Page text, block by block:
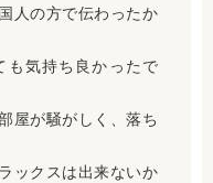
人の方で伝わったか
も気持ち良かったで
屋が騒がしく、落ち
ックスは出来ないか